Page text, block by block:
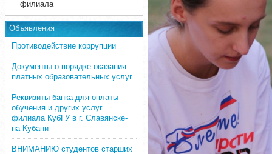
филиала
Объявления
Противодействие коррупции
Документы о порядке оказания
платных образовательных услуг
Реквизиты банка для оплаты
обучения и других услуг
филиала КубГУ в г. Славянске-
на-Кубани
ВНИМАНИЮ студентов старших